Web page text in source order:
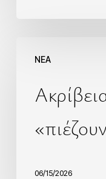
NEA
06/15/2026